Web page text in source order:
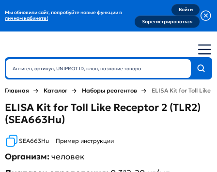
Мы обновили сайт, попробуйте новые функции в
личном кабинете!
Войти
Зарегистрироваться
Главная Каталог Наборы реагентов ELISA Kit for Toll Like
ELISA Kit for Toll Like Receptor 2 (TLR2)
(SEA663Hu)
SEA663Hu Пример инструкции
Организм:человек